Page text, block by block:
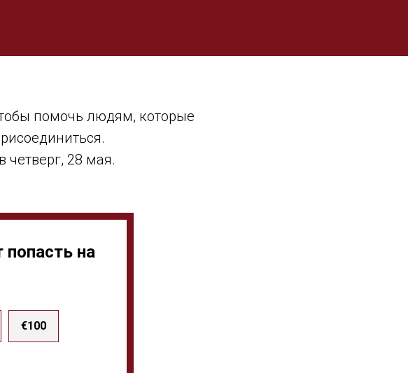
помочь людям, которые
четверг, 28 мая.
на
€100